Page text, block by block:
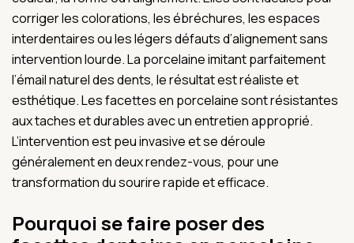
corriger les colorations, les ébréchures, les espaces
interdentaires ou les légers défauts d’alignement sans
intervention lourde. La porcelaine imitant parfaitement
l’émail naturel des dents, le résultat est réaliste et
esthétique. Les facettes en porcelaine sont résistantes
aux taches et durables avec un entretien approprié.
L’intervention est peu invasive et se déroule
généralement en deux rendez-vous, pour une
transformation du sourire rapide et efficace.
Pourquoi se faire poser des